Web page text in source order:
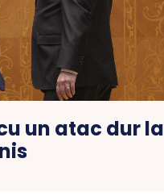
un atac dur la